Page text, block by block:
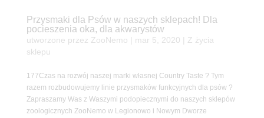
Przysmaki dla Psów w naszych sklepach! Dla
pocieszenia oka, dla akwarystów
utworzone przez ZooNemo mar 5, 2020
Z życia
sklepu
177Czas na rozwój naszej marki własnej Country Taste ? Tym
razem rozbudowujemy linie przysmaków funkcyjnych dla psów ?
Zapraszamy Was z Waszymi podopiecznymi do naszych sklepów
zoologicznych ZooNemo w Legionowo i Nowym Dworze